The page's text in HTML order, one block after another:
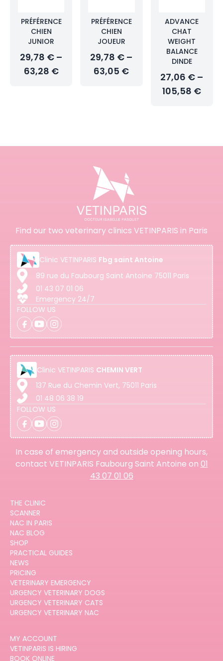
PRÉFÉRENCE
CHIEN
JUNIOR
29,78 € –
63,28 €
PRÉFÉRENCE
CHIEN
JOUEUR
29,78 € –
63,05 €
ADVANCE
CHAT
WEIGHT
BALANCE
DINDE
27,06 € –
105,58 €
Find our two veterinary clinics VETINPARIS in Paris
Clinic VETINPARIS Fbg saint Antoine
89 rue du Faubourg Saint Antoine 75011 Paris
01 43 07 01 06
Emergency 24/7
FOLLOW US
Clinic VETINPARIS CHEMIN VERT
137 Rue du Chemin Vert, 75011 Paris
01 48 06 38 19
FOLLOW US
In case of emergency and outside opening hours,
contact VETINPARIS Faubourg Saint Antoine on 01
43 07 01 06
THE CLINIC
SCANNER
NAC IN PARIS
NAC BLOG
SHOP
PRACTICAL GUIDES
NEWS
PRICING
VETERINARY EMERGENCY
URGENCY VETERINARY DOGS
URGENCY VETERINARY CATS
URGENCY VETERINARY NAC
MY ACCOUNT
VETINPARIS IS HIRING
BOOK ONLINE